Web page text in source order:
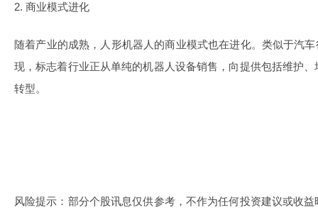
2. 商业模式进化
随着产业的成熟，人形机器人的商业模式也在进化。类似于汽
现，标志着行业正从单纯的机器人设备销售，向提供包括维护
转型。
风险提示：部分个股讯息仅供参考，不作为任何投资建议或收